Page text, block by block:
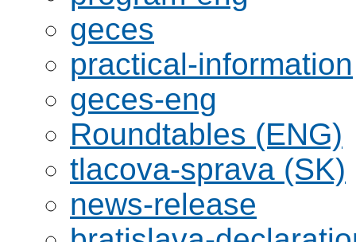
geces
practical-information
geces-eng
Roundtables (ENG)
tlacova-sprava (SK)
news-release